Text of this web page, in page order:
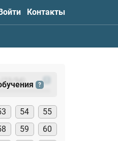
Контакты
(23
?
54
55
59
60